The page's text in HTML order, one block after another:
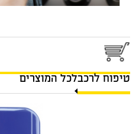
טיפוח לרכבלכל המוצרים